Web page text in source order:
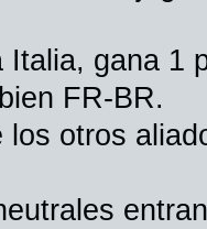
Italia, gana 1
FR-BR.
los otros